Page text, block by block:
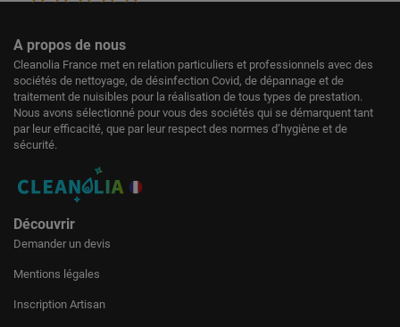
A propos de nous
Cleanolia France met en relation particuliers et professionnels avec des
sociétés de nettoyage, de désinfection Covid, de dépannage et de
traitement de nuisibles pour la réalisation de tous types de prestation.
Nous avons sélectionné pour vous des sociétés qui se démarquent tant
par leur efficacité, que par leur respect des normes d’hygiène et de
sécurité.
Découvrir
Demander un devis
Mentions légales
Inscription Artisan